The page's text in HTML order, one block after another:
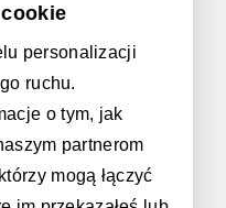
FRENCH
GERMAN
personalizacji
ruchu.
o tym, jak
partnerom
mogą łączyć